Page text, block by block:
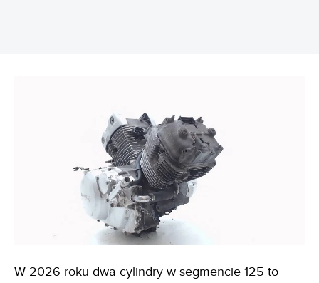
W 2026 roku dwa cylindry w segmencie 125 to